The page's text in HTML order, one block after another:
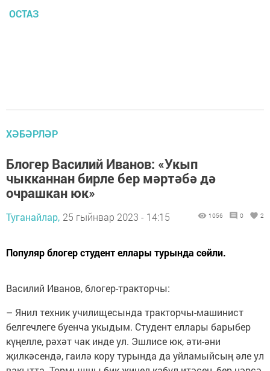
ОСТАЗ
ХӘБӘРЛӘР
Блогер Василий Иванов: «Укып
чыкканнан бирле бер мәртәбә дә
очрашкан юк»
Туганайлар, 25 гыйнвар 2023 - 14:15 1056 0 2
Популяр блогер студент еллары турында сөйли.
Василий Иванов, блогер-тракторчы:
– Янил техник училищесында тракторчы-машинист
белгечлеге буенча укыдым. Студент еллары барыбер
күңелле, рәхәт чак инде ул. Эшлисе юк, әти-әни
җилкәсендә, гаилә кору турында да уйламыйсың әле ул